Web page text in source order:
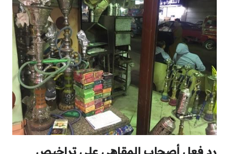
رد فعل أصحاب المقاهي على تراخيص